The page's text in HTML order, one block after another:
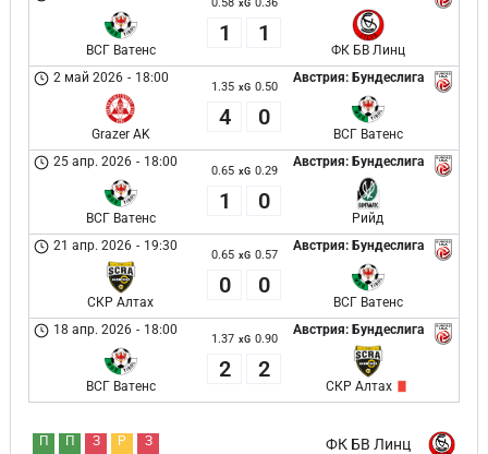
ВСГ Ватенс
xG
1 1
ФК БВ Линц
Австрия: Бундеслига
2 май 2026 - 18:00
Grazer AK
1.35 xG 0.50
4 0
ВСГ Ватенс
Австрия: Бундеслига
25 апр. 2026 - 18:00
ВСГ Ватенс
0.65 xG 0.29
1 0
Рийд
Австрия: Бундеслига
21 апр. 2026 - 19:30
СКР Алтах
0.65 xG 0.57
0 0
ВСГ Ватенс
Австрия: Бундеслига
18 апр. 2026 - 18:00
ВСГ Ватенс
1.37 xG 0.90
2 2
СКР Алтах
ФК БВ Линц
П П З Р З